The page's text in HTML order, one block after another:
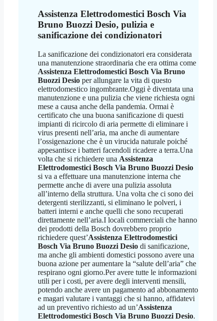
Assistenza Elettrodomestici Bosch Via
Bruno Buozzi Desio, pulizia e
sanificazione dei condizionatori
La sanificazione dei condizionatori era considerata
una manutenzione straordinaria che era ottima come
Assistenza Elettrodomestici Bosch Via Bruno
Buozzi Desio per allungare la vita di questo
elettrodomestico ingombrante.Oggi è diventata una
manutenzione e una pulizia che viene richiesta ogni
mese a causa anche della pandemia. Ormai è
certificato che una buona sanificazione di questi
impianti di ricircolo di aria permette di eliminare i
virus presenti nell’aria, ma anche di aumentare
l’ossigenazione che è un virucida naturale poiché
appesantisce i batteri facendoli ricadere a terra.Una
volta che si richiedere una Assistenza
Elettrodomestici Bosch Via Bruno Buozzi Desio
si va a effettuare una manutenzione interna che
permette anche di avere una pulizia assoluta
all’interno della struttura. Una volta che ci sono dei
detergenti sterilizzanti, si eliminano le polveri, i
batteri interni e anche quelli che sono recuperati
direttamente nell’aria.I locali commerciali che hanno
dei prodotti della Bosch dovrebbero proprio
richiedere quest’Assistenza Elettrodomestici
Bosch Via Bruno Buozzi Desio di sanificazione,
ma anche gli ambienti domestici possono avere una
buona azione per aumentare la “salute dell’aria” che
respirano ogni giorno.Per avere tutte le informazioni
utili per i costi, per avere degli interventi mensili,
potendo anche avere un pagamento ad abbonamento
e magari valutare i vantaggi che si hanno, affidatevi
ad un preventivo richiesto ad un’Assistenza
Elettrodomestici Bosch Via Bruno Buozzi Desio.